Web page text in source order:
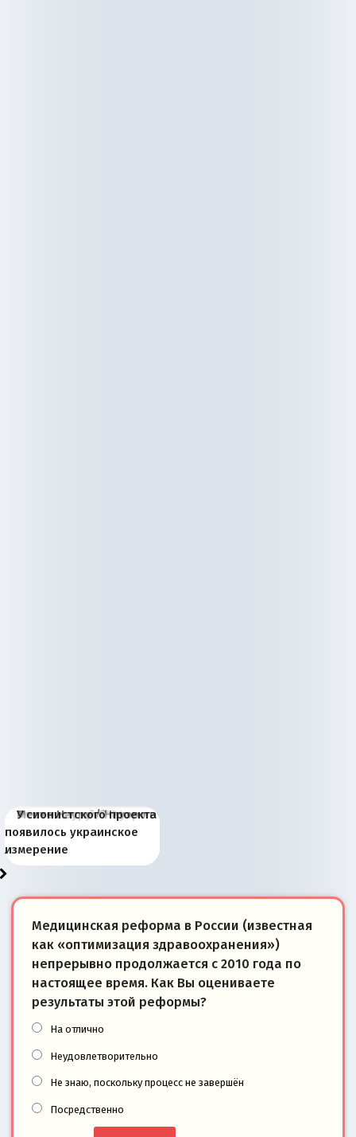
Киевская марионетка
Запада рассказала о
«переобувании» хозяев
В России назрели
перемены: 15 шагов к
суверенной экономике
Миграционный пожар
Европы
Россия начинает
сбрасывать балласт
Анкориджа
Россия зимой 1904
года: первые уступки во
внутренней политике
Русская нация вчера и
сегодня
Почему правый крах в
Варшаве не поможет её
отношениям с Россией?
Место Науру / Науэро в
современной истории
Южной Осетии
У сионистского проекта
появилось украинское
измерение
Медицинская реформа в России (известная
как «оптимизация здравоохранения»)
непрерывно продолжается с 2010 года по
настоящее время. Как Вы оцениваете
результаты этой реформы?
На отлично
Неудовлетворительно
Не знаю, поскольку процесс не завершён
Посредственно